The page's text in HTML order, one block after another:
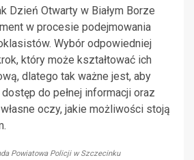
Dzień Otwarty w Białym Borze
w procesie podejmowania
Wybór odpowiedniej
który może kształtować ich
dlatego tak ważne jest, aby
do pełnej informacji oraz
oczy, jakie możliwości stoją
Powiatowa Policji w Szczecinku